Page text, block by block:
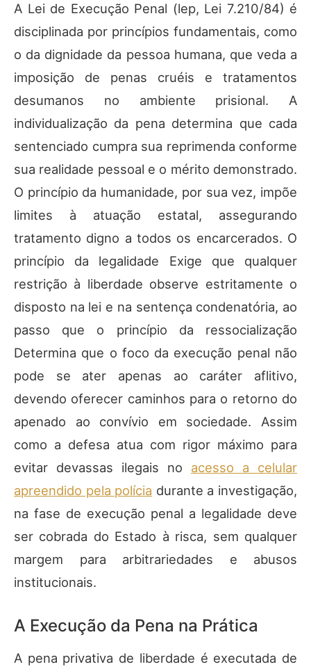
A Lei de Execução Penal (lep, Lei 7.210/84) é
disciplinada por princípios fundamentais, como
o da dignidade da pessoa humana, que veda a
imposição de penas cruéis e tratamentos
desumanos no ambiente prisional. A
individualização da pena determina que cada
sentenciado cumpra sua reprimenda conforme
sua realidade pessoal e o mérito demonstrado.
O princípio da humanidade, por sua vez, impõe
limites à atuação estatal, assegurando
tratamento digno a todos os encarcerados. O
princípio da legalidade Exige que qualquer
restrição à liberdade observe estritamente o
disposto na lei e na sentença condenatória, ao
passo que o princípio da ressocialização
Determina que o foco da execução penal não
pode se ater apenas ao caráter aflitivo,
devendo oferecer caminhos para o retorno do
apenado ao convívio em sociedade. Assim
como a defesa atua com rigor máximo para
evitar devassas ilegais no acesso a celular
apreendido pela polícia durante a investigação,
na fase de execução penal a legalidade deve
ser cobrada do Estado à risca, sem qualquer
margem para arbitrariedades e abusos
institucionais.
A Execução da Pena na Prática
A pena privativa de liberdade é executada de